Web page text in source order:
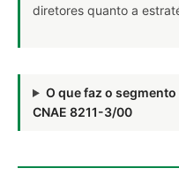
diretores quanto a
O que faz o
CNAE 8211-3/00